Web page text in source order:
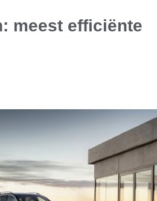
meest efficiënte